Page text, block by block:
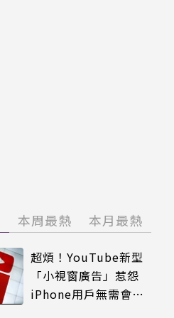
本周最熱 本月最熱
超煩！YouTube新型
「小視窗廣告」惹怨
iPhone用戶無需會員